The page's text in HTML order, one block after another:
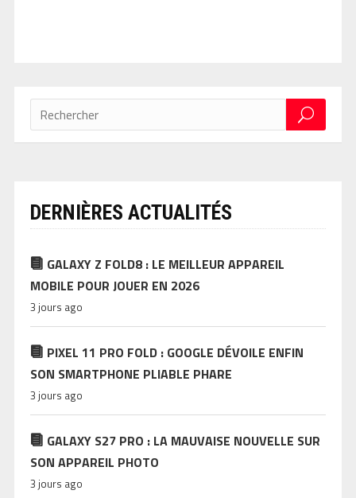
DERNIÈRES ACTUALITÉS
GALAXY Z FOLD8 : LE MEILLEUR APPAREIL
MOBILE POUR JOUER EN 2026
3 jours ago
PIXEL 11 PRO FOLD : GOOGLE DÉVOILE ENFIN
SON SMARTPHONE PLIABLE PHARE
3 jours ago
GALAXY S27 PRO : LA MAUVAISE NOUVELLE SUR
SON APPAREIL PHOTO
3 jours ago